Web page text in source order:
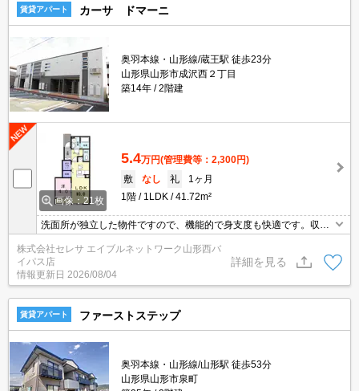
賃貸アパート カーサ ドマーニ
奥羽本線・山形線/蔵王駅 徒歩23分
山形県山形市成沢西２丁目
築14年
2階建
画像：21枚
5.4万円(管理費等：2,300円)
敷
なし 礼
1ヶ月
1階
1LDK 41.72m²
洗面所が独立した物件ですので、機能的で身支度も快適です。収納
用することも可能です。モニター越しに来訪者を確認して、インタ
ーホンを通じて室内から会話することができます。駐輪場付きのア
パートです。パーキングの料金は月額3300円でございます。
株式会社セレサ エイブルネットワーク山形西バ
イパス店
情報更新日 2026/08/04
詳細を見る
賃貸アパート ファーストステップ
奥羽本線・山形線/山形駅 徒歩53分
山形県山形市泉町